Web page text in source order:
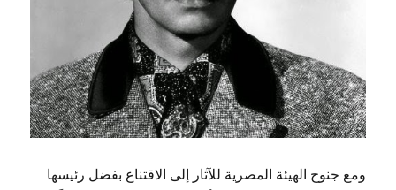
ومع جنوح الهيئة المصرية للآثار إلى الاقتناع بفضل رئيسها